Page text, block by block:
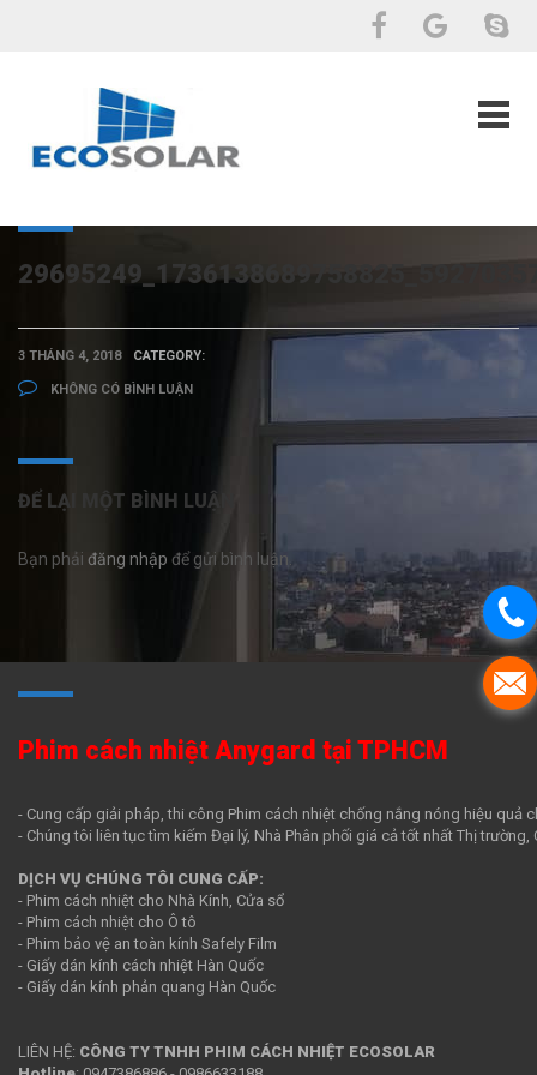
3 THÁNG 4, 2018 CATEGORY:
KHÔNG CÓ BÌNH LUẬN
ĐỂ LẠI MỘT BÌNH LUẬN
Bạn phải đăng nhập để gửi bình luận.
Phim cách nhiệt Anygard tại TPHCM
- Cung cấp giải pháp, thi công Phim cách nhiệt chống nắng nóng hiệu quả
- Chúng tôi liên tục tìm kiếm Đại lý, Nhà Phân phối giá cả tốt nhất Thị trường,
DỊCH VỤ CHÚNG TÔI CUNG CẤP:
- Phim cách nhiệt cho Nhà Kính, Cửa sổ
- Phim cách nhiệt cho Ô tô
- Phim bảo vệ an toàn kính Safely Film
- Giấy dán kính cách nhiệt Hàn Quốc
- Giấy dán kính phản quang Hàn Quốc
LIÊN HỆ: CÔNG TY TNHH PHIM CÁCH NHIỆT ECOSOLAR